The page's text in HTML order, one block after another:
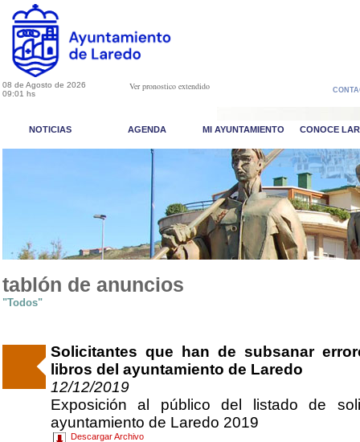
08 de Agosto de 2026
09:01 hs
Ver pronostico extendido
NOTICIAS AGENDA MI AYUNTAMIENTO CONOCE
tablón de anuncios
"Todos"
Solicitantes que han de subsanar
libros del ayuntamiento de Laredo
12/12/2019
Exposición al público del listado de
ayuntamiento de Laredo 2019
Descargar Archivo